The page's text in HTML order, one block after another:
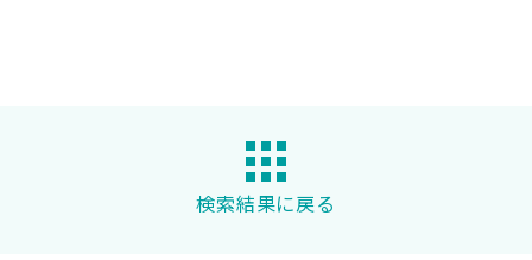
検索結果に戻る